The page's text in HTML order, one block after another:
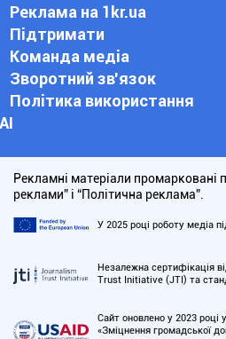
Реклама на 1kr.ua
Підтримати
Команда медіа
Зворотний зв'язок
Політика використання
АІ
Рекламні матеріали
реклами” і “Політична реклама”.
У 2025 році роботу медіа
Незалежна сертифікація
Trust Initiative (JTI) та
Сайт оновлено у 2023 році
«Зміцнення громадської